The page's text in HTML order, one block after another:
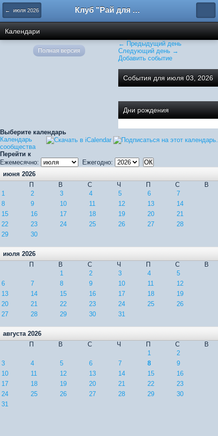
← июля 2026 Клуб "Рай для общения"
Календари
← Предыдущий день
Следующий день →
Добавить событие
События для июля 03, 2026
Дни рождения
Выберите календарь
Календарь
сообщества
Перейти к
Ежемесячно:
Ежегодно:
июня 2026
П
В С Ч П С
В
1
2 3 4 5 6
7
8
9 10 11 12 13
14
15
16 17 18 19 20
21
22
23 24 25 26 27
28
29
30
июля 2026
П
В С Ч П С
В
1
2 3 4
5
6
7 8 9 10 11
12
13
14 15 16 17 18
19
20
21 22 23 24 25
26
27
28 29 30 31
августа 2026
П
В С Ч П С
В
1
2
3
4 5 6 7 8
9
10
11 12 13 14 15
16
17
18 19 20 21 22
23
24
25 26 27 28 29
30
31
Полная версия